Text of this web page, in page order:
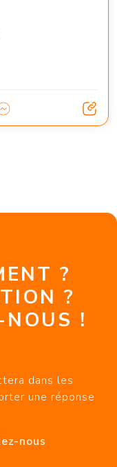
?
?
NOUS !
dans les
une réponse
nous